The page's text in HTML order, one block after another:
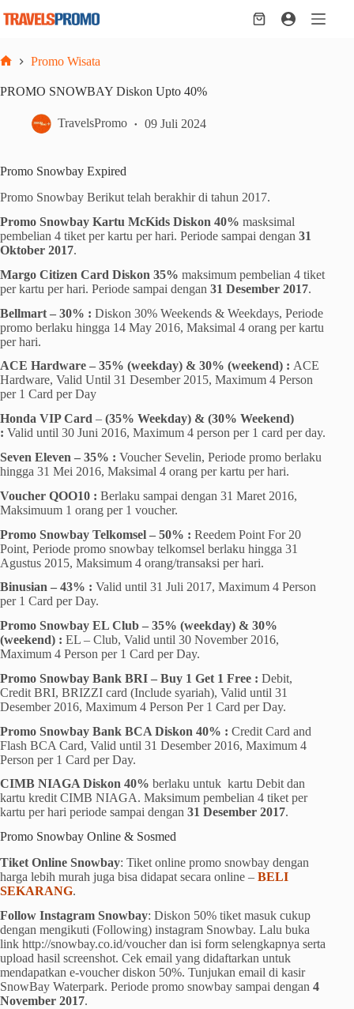
Shopping
Promo Wisata
PROMO SNOWBAY Diskon Upto 40%
TravelsPromo 09 Juli 2024
Promo Snowbay Expired
Promo Snowbay Berikut telah berakhir di tahun 2017.
Promo Snowbay Kartu McKids Diskon 40% masksimal
pembelian 4 tiket per kartu per hari. Periode sampai dengan 31
Oktober 2017.
Margo Citizen Card Diskon 35% maksimum pembelian 4 tiket
per kartu per hari. Periode sampai dengan 31 Desember 2017.
Bellmart – 30% : Diskon 30% Weekends & Weekdays, Periode
promo berlaku hingga 14 May 2016, Maksimal 4 orang per kartu
per hari.
ACE Hardware – 35% (weekday) & 30% (weekend) : ACE
Hardware, Valid Until 31 Desember 2015, Maximum 4 Person
per 1 Card per Day
Honda VIP Card – (35% Weekday) & (30% Weekend)
: Valid until 30 Juni 2016, Maximum 4 person per 1 card per day.
Seven Eleven – 35% : Voucher Sevelin, Periode promo berlaku
hingga 31 Mei 2016, Maksimal 4 orang per kartu per hari.
Voucher QOO10 : Berlaku sampai dengan 31 Maret 2016,
Maksimuum 1 orang per 1 voucher.
Promo Snowbay Telkomsel – 50% : Reedem Point For 20
Point, Periode promo snowbay telkomsel berlaku hingga 31
Agustus 2015, Maksimum 4 orang/transaksi per hari.
Binusian – 43% : Valid until 31 Juli 2017, Maximum 4 Person
per 1 Card per Day.
Promo Snowbay EL Club – 35% (weekday) & 30%
(weekend) : EL – Club, Valid until 30 November 2016,
Maximum 4 Person per 1 Card per Day.
Promo Snowbay Bank BRI – Buy 1 Get 1 Free : Debit,
Credit BRI, BRIZZI card (Include syariah), Valid until 31
Desember 2016, Maximum 4 Person Per 1 Card per Day.
Promo Snowbay Bank BCA Diskon 40% : Credit Card and
Flash BCA Card, Valid until 31 Desember 2016, Maximum 4
Person per 1 Card per Day.
CIMB NIAGA Diskon 40% berlaku untuk kartu Debit dan
kartu kredit CIMB NIAGA. Maksimum pembelian 4 tiket per
kartu per hari periode sampai dengan 31 Desember 2017.
Promo Snowbay Online & Sosmed
Tiket Online Snowbay: Tiket online promo snowbay dengan
harga lebih murah juga bisa didapat secara online – BELI
SEKARANG.
Follow Instagram Snowbay: Diskon 50% tiket masuk cukup
dengan mengikuti (Following) instagram Snowbay. Lalu buka
link http://snowbay.co.id/voucher dan isi form selengkapnya serta
upload hasil screenshot. Cek email yang didaftarkan untuk
mendapatkan e-voucher diskon 50%. Tunjukan email di kasir
SnowBay Waterpark. Periode promo snowbay sampai dengan 4
November 2017.